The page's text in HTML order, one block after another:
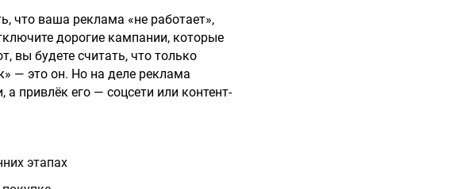
что ваша реклама «не работает»,
дорогие кампании, которые
вы будете считать, что только
— это он. Но на деле реклама
а привлёк его — соцсети или контент-
этапах